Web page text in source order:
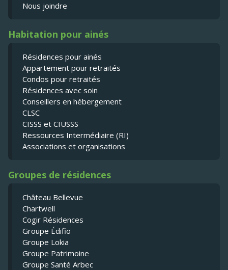
Nous joindre
Habitation pour ainés
Résidences pour ainés
Appartement pour retraités
Condos pour retraités
Résidences avec soin
Conseillers en hébergement
CLSC
CISSS et CIUSSS
Ressources Intermédiaire (RI)
Associations et organisations
Groupes de résidences
Château Bellevue
Chartwell
Cogir Résidences
Groupe Édifio
Groupe Lokia
Groupe Patrimoine
Groupe Santé Arbec